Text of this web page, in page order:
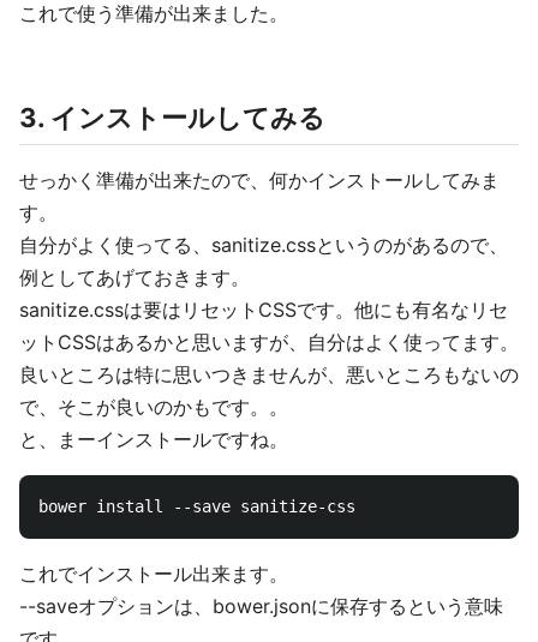
これで使う準備が出来ました。
3. インストールしてみる
せっかく準備が出来たので、何かインストールしてみま
す。
自分がよく使ってる、sanitize.cssというのがあるので、
例としてあげておきます。
sanitize.cssは要はリセットCSSです。他にも有名なリセ
ットCSSはあるかと思いますが、自分はよく使ってます。
良いところは特に思いつきませんが、悪いところもないの
で、そこが良いのかもです。。
と、まーインストールですね。
これでインストール出来ます。
--saveオプションは、bower.jsonに保存するという意味